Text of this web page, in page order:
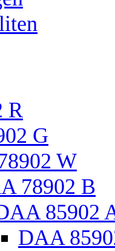
R
G
W
78902 B
85902
DAA